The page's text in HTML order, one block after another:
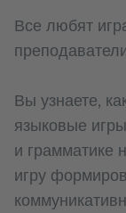
Все любят
Вы узнаете,
языковые
и грамматике
игру